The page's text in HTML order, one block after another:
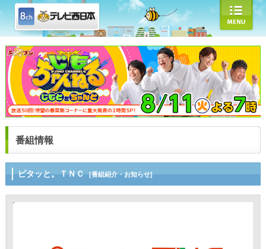
番組情報
ピタッと。ＴＮＣ [番組紹介・お知らせ]